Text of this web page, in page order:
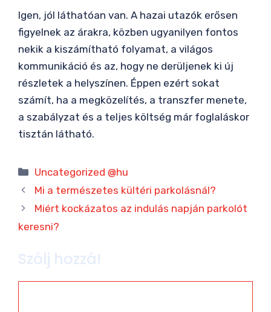
Igen, jól láthatóan van. A hazai utazók erősen
figyelnek az árakra, közben ugyanilyen fontos
nekik a kiszámítható folyamat, a világos
kommunikáció és az, hogy ne derüljenek ki új
részletek a helyszínen. Éppen ezért sokat
számít, ha a megközelítés, a transzfer menete,
a szabályzat és a teljes költség már foglaláskor
tisztán látható.
Kategória
Uncategorized @hu
Mi a természetes kültéri parkolásnál?
Miért kockázatos az indulás napján parkolót
keresni?
Szólj hozzá!